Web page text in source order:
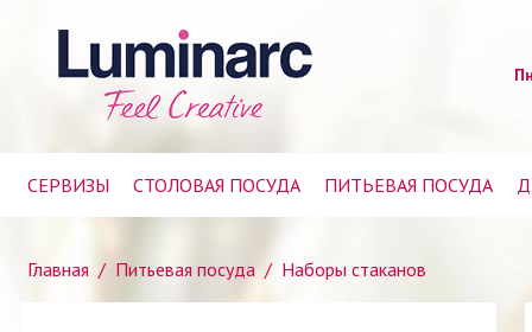
СЕРВИЗЫ СТОЛОВАЯ ПОСУДА ПИТЬЕВАЯ ПОСУДА
Главная / Питьевая посуда / Наборы стаканов